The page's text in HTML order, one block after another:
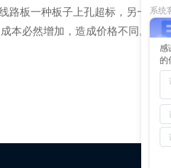
板一种板子上孔超标，另一种
必然增加，造成价格不同。